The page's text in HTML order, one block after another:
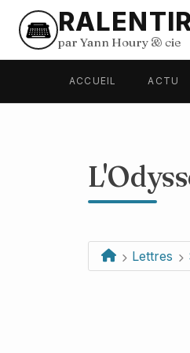
par Yann Houry & cie
ACCUEIL ACTU
Lettres